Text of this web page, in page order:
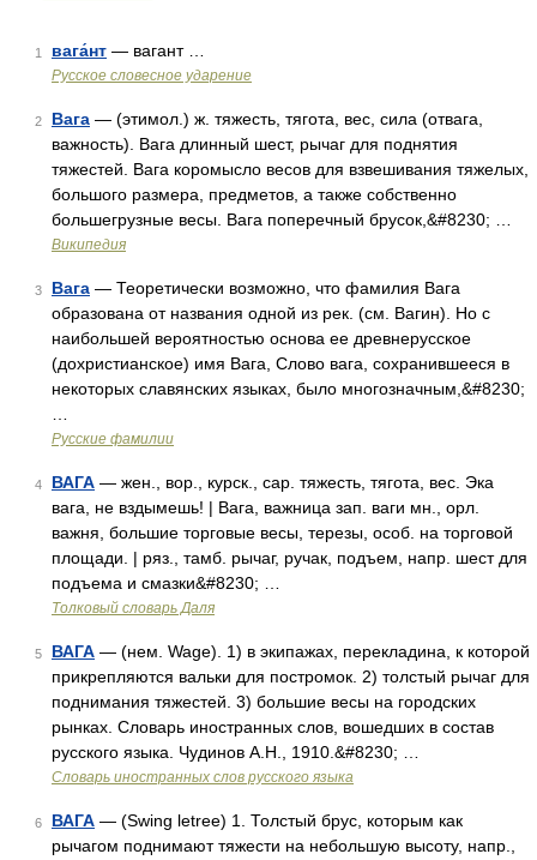
1 вага́нт — вагант …
Русское словесное ударение
2 Вага — (этимол.) ж. тяжесть, тягота, вес, сила (отвага,
важность). Вага длинный шест, рычаг для поднятия
тяжестей. Вага коромысло весов для взвешивания тяжелых,
большого размера, предметов, а также собственно
большегрузные весы. Вага поперечный брусок,&#8230; …
Википедия
3 Вага — Теоретически возможно, что фамилия Вага
образована от названия одной из рек. (см. Вагин). Но с
наибольшей вероятностью основа ее древнерусское
(дохристианское) имя Вага, Слово вага, сохранившееся в
некоторых славянских языках, было многозначным,&#8230;
Русские фамилии
4 ВАГА — жен., вор., курск., сар. тяжесть, тягота, вес. Эка
вага, не вздымешь! | Вага, важница зап. ваги мн., орл.
важня, большие торговые весы, терезы, особ. на торговой
площади. | ряз., тамб. рычаг, ручак, подъем, напр. шест для
подъема и смазки&#8230; …
Толковый словарь Даля
5 ВАГА — (нем. Wage). 1) в экипажах, перекладина, к которой
прикрепляются вальки для постромок. 2) толстый рычаг для
поднимания тяжестей. 3) большие весы на городских
рынках. Словарь иностранных слов, вошедших в состав
русского языка. Чудинов А.Н., 1910.&#8230; …
Словарь иностранных слов русского языка
6 ВАГА — (Swing letree) 1. Толстый брус, которым как
рычагом поднимают тяжести на небольшую высоту, напр.,